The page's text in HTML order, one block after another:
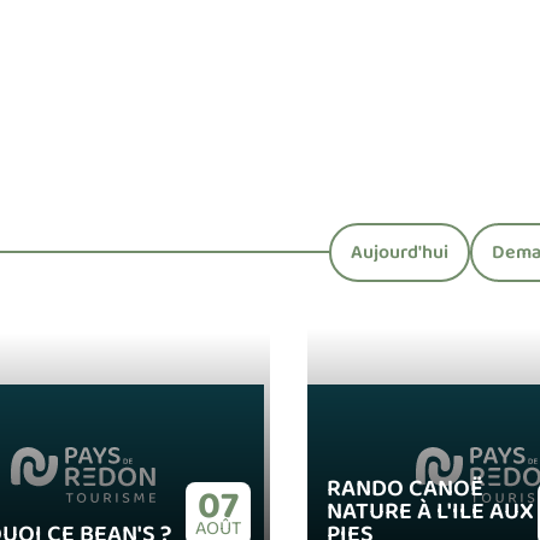
Aujourd'hui(S'ouvre dans
07
AOÛT
RANDO CANOË
NATURE À L'ILE AUX